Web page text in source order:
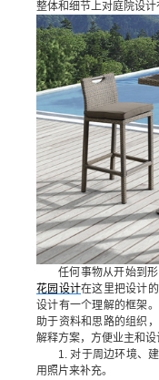
整体和细节上对庭院设计
任何事物从开始到
花园设计在这里把设计
设计有一个理解的框架
助于资料和思路的组织
解释方案，方便业主和设
1. 对于周边环境、
用照片来补充。